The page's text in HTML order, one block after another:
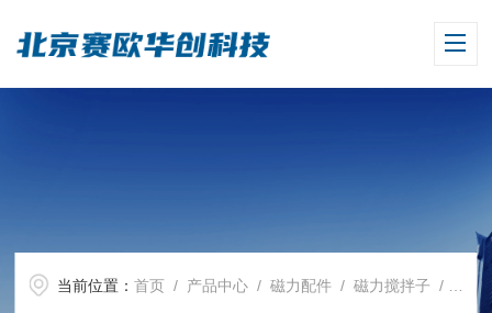
当前位置：首页 / 产品中心 /磁力配件 /磁力搅拌子 / 【磁力搅拌器配件】磁子套装，20个/盒,大龙，18900731